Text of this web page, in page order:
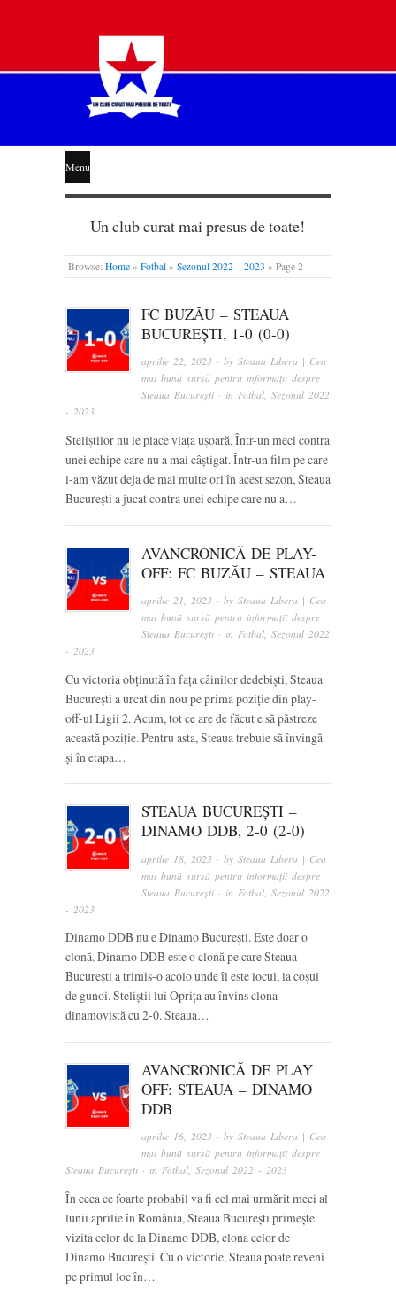
STEAUA
LIBERĂ
Menu
Un club curat mai presus de toate!
Browse: Home » Fotbal » Sezonul 2022 – 2023 » Page 2
FC BUZĂU – STEAUA
BUCUREȘTI, 1-0 (0-0)
aprilie 22, 2023 · bySteaua Libera | Cea
mai bună sursă pentru informații despre
Steaua București · inFotbal,Sezonul 2022
- 2023
Steliștilor nu le place viața ușoară. Într-un meci contra
unei echipe care nu a mai câștigat. Într-un film pe care
l-am văzut deja de mai multe ori în acest sezon, Steaua
București a jucat contra unei echipe care nu a…
AVANCRONICĂ DE PLAY-
OFF: FC BUZĂU – STEAUA
aprilie 21, 2023 · bySteaua Libera | Cea
mai bună sursă pentru informații despre
Steaua București · in Fotbal ,Sezonul 2022
- 2023
Cu victoria obținută în fața câinilor dedebiști, Steaua
București a urcat din nou pe prima poziție din play-
off-ul Ligii 2. Acum, tot ce are de făcut e să păstreze
această poziție. Pentru asta, Steaua trebuie să învingă
și în etapa…
STEAUA BUCUREȘTI –
DINAMO DDB, 2-0 (2-0)
aprilie 18, 2023 · bySteaua Libera | Cea
mai bună sursă pentru informații despre
Steaua București · in Fotbal ,Sezonul 2022
- 2023
Dinamo DDB nu e Dinamo București. Este doar o
clonă. Dinamo DDB este o clonă pe care Steaua
București a trimis-o acolo unde îi este locul, la coșul
de gunoi. Steliștii lui Oprița au învins clona
dinamovistă cu 2-0. Steaua…
AVANCRONICĂ DE PLAY
OFF: STEAUA – DINAMO
DDB
aprilie 16, 2023 · bySteaua Libera | Cea
mai bună sursă pentru informații despre
Steaua București · in Fotbal, Sezonul 2022 - 2023
În ceea ce foarte probabil va fi cel mai urmărit meci al
lunii aprilie în România, Steaua București primește
vizita celor de la Dinamo DDB, clona celor de
Dinamo București. Cu o victorie, Steaua poate reveni
pe primul loc în…